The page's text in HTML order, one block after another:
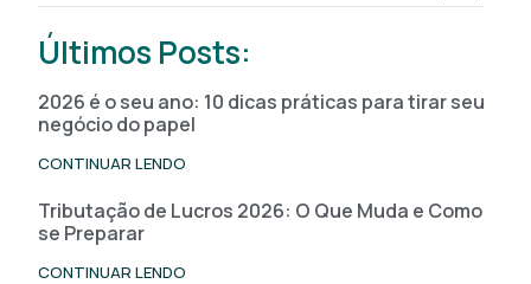
Últimos Posts:
2026 é o seu ano: 10 dicas práticas para tirar seu
negócio do papel
CONTINUAR LENDO
Tributação de Lucros 2026: O Que Muda e Como
se Preparar
CONTINUAR LENDO